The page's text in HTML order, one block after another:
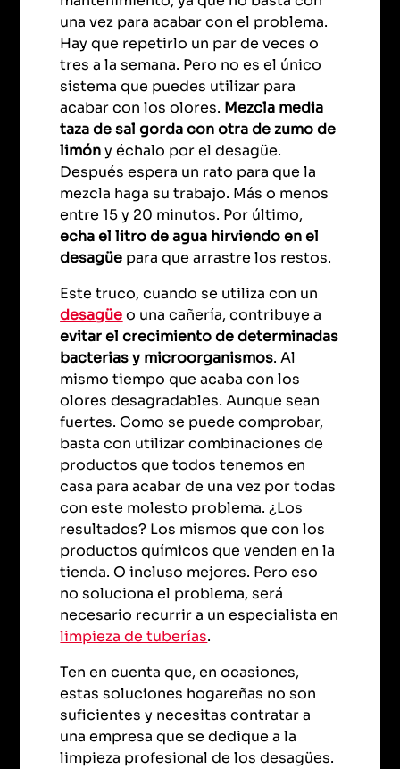
una vez para acabar con el problema.
Hay que repetirlo un par de veces o
tres a la semana. Pero no es el único
sistema que puedes utilizar para
acabar con los olores. Mezcla media
taza de sal gorda con otra de zumo de
limóny échalo por el desagüe.
Después espera un rato para que la
mezcla haga su trabajo. Más o menos
entre 15 y 20 minutos. Por último,
echa el litro de agua hirviendo en el
desagüe para que arrastre los restos.
Este truco, cuando se utiliza con un
desagüeo una cañería, contribuye a
evitar el crecimiento de determinadas
bacterias y microorganismos. Al
mismo tiempo que acaba con los
olores desagradables. Aunque sean
fuertes. Como se puede comprobar,
basta con utilizar combinaciones de
productos que todos tenemos en
casa para acabar de una vez por todas
con este molesto problema. ¿Los
resultados? Los mismos que con los
productos químicos que venden en la
tienda. O incluso mejores. Pero eso
no soluciona el problema, será
necesario recurrir a un especialista en
limpieza de tuberías.
Ten en cuenta que, en ocasiones,
estas soluciones hogareñas no son
suficientes y necesitas contratar a
una empresa que se dedique a la
limpieza profesional de los desagües.